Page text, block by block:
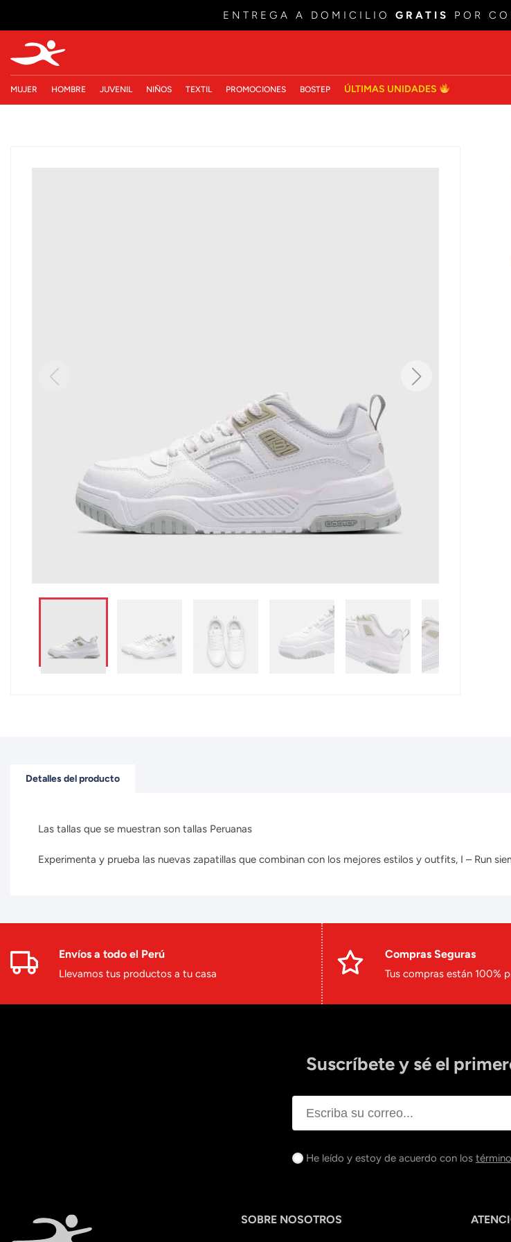
ENTREGA A DOMICILIO GRATIS POR
MUJER HOMBRE JUVENIL NIÑOS TEXTIL PROMOCIONES BOSTEP ÚLTIMAS UNIDADES
Detalles del producto
Las tallas que se muestran son tallas Peruanas
Experimenta y prueba las nuevas zapatillas que combinan con los mejores estilos y outfits, I – Run
Envíos a todo el Perú
Llevamos tus productos a tu casa
Compras Seguras
Tus compras están 100%
Suscríbete y sé el
He leído y estoy de acuerdo con los
SOBRE NOSOTROS